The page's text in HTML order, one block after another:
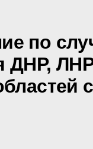
по
ДНР,